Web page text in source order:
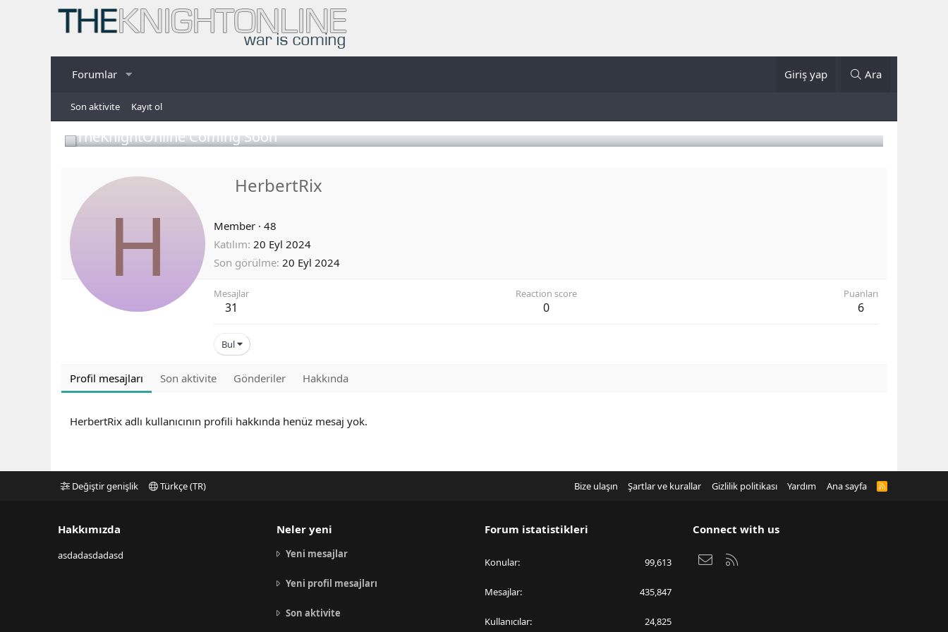
Forumlar Giriş yap Ara
Son aktivite Kayıt ol
TheKnightOnline Coming Soon
H
HerbertRix
Member · 48
Katılım 20 Eyl 2024
Son görülme 20 Eyl 2024
Mesajlar
31
Reaction score
0
Puanları
6
Bul
Profil mesajları Son aktivite Gönderiler Hakkında
HerbertRix adlı kullanıcının profili hakkında henüz mesaj yok.
Değiştir genişlik Türkçe (TR) Bize ulaşın Şartlar ve kurallar Gizlilik politikası Yardım Ana sayfa
R
Hakkımızda
asdadasdadasd
Neler yeni
Yeni mesajlar
Yeni profil mesajları
Son aktivite
Forum istatistikleri
Konular 99,613
Mesajlar 435,847
Kullanıcılar 24,825
Connect with us
Bize ulaşın